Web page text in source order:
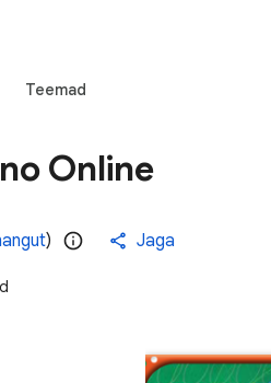
Teemad
Online
) Jaga